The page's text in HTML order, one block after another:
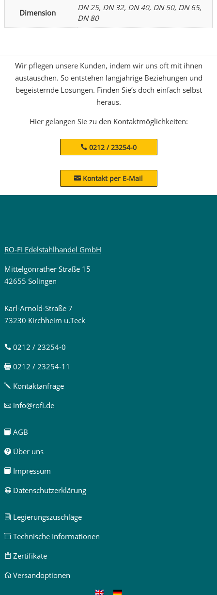
Dimension
DN 25, DN 32, DN 40, DN 50, DN 65,
DN 80
Wir pflegen unsere Kunden, indem wir uns oft mit ihnen
austauschen. So entstehen langjährige Beziehungen und
begeisternde Lösungen. Finden Sie’s doch einfach selbst
heraus.
Hier gelangen Sie zu den Kontaktmöglichkeiten:
0212 / 23254-0
 Kontakt per E-Mail
RO-FI Edelstahlhandel GmbH
Mittelgönrather Straße 15
42655 Solingen
Karl-Arnold-Straße 7
73230 Kirchheim u.Teck
0212 / 23254-0
0212 / 23254-11
j Kontaktanfrage
info@rofi.de
 AGB
Über uns
 Impressum
Datenschutzerklärung
i Legierungszuschläge
Technische Informationen
 Zertifikate
Versandoptionen